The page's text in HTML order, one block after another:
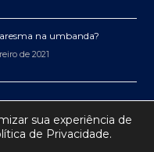
na umbanda?
de 2021
• Todos os direitos reservados
sua experiência de
de Privacidade.